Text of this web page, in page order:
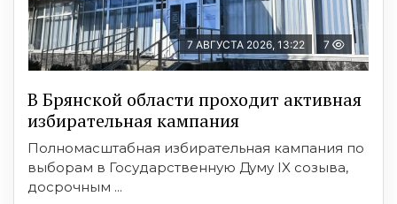
7 АВГУСТА 2026, 13:22 7
В Брянской области проходит активная
избирательная кампания
Полномасштабная избирательная кампания по
выборам в Государственную Думу IX созыва,
досрочным ...